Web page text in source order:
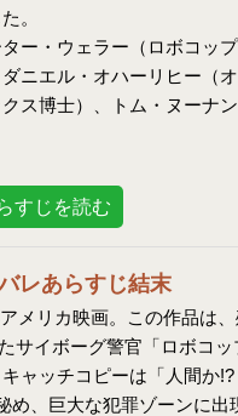
。
ー・ウェラー（ロボコッ
ニエル・オハーリヒー（オ
ス博士）、トム・ヌーナン
すじを読む
レあらすじ結末
メリカ映画。この作品は
サイボーグ警官「ロボコッ
キャッチコピーは「人間か
、巨大な犯罪ゾーンに出